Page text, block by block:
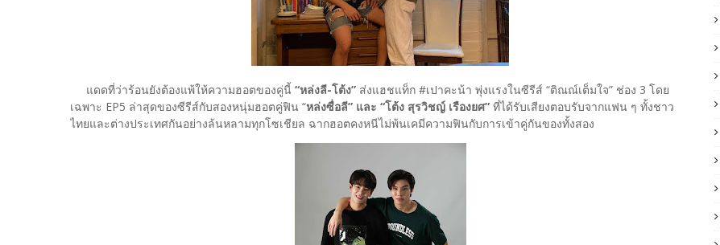
แดดที่ว่าร้อนยังต้องแพ้ให้ความฮอตของคู่นี้ “หล่งลี-โต้ง” ส่งแฮชแท็ก #เปาคะน้า พุ่งแรงในซีรีส์ “ติณณ์เต็มใจ” ช่อง 3 โดย
เฉพาะ EP5 ล่าสุดของซีรีส์กับสองหนุ่มฮอตคู่ฟิน “หล่งซื่อลี” และ “โต้ง สุรวิชญ์ เรืองยศ” ที่ได้รับเสียงตอบรับจากแฟน ๆ ทั้งชาว
ไทยและต่างประเทศกันอย่างล้นหลามทุกโซเชียล ฉากฮอตคงหนีไม่พ้นเคมีความฟินกับการเข้าคู่กันของทั้งสอง